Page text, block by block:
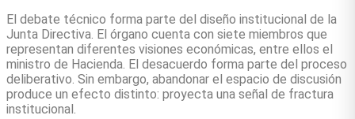
El debate técnico forma parte del diseño institucional de la
Junta Directiva. El órgano cuenta con siete miembros que
representan diferentes visiones económicas, entre ellos el
ministro de Hacienda. El desacuerdo forma parte del proceso
deliberativo. Sin embargo, abandonar el espacio de discusión
produce un efecto distinto: proyecta una señal de fractura
institucional.